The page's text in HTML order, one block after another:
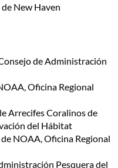
New Haven
de Administración
Oficina Regional
Arrecifes Coralinos de
del Hábitat
NOAA, Oficina Regional
Pesquera del